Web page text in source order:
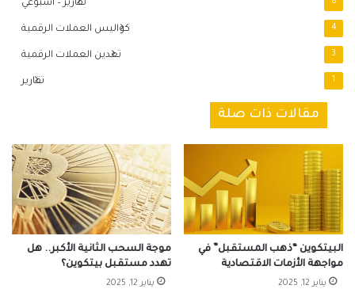
تقارير – اسبوعي 8
كواليس العملات الرقمية 4
تعدين العملات الرقمية 3
تقارير 1
مقالات ذات صلة
موجة السحب الثانية الأكبر.. هل
تهدد مستقبل بيتكوين؟
يناير 12, 2025
البيتكوين “ذهب المستقبل” في
مواجهة الأزمات الاقتصادية
يناير 12, 2025